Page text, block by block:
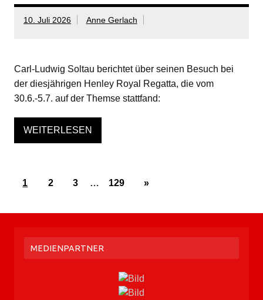
10. Juli 2026 Anne Gerlach
Carl-Ludwig Soltau berichtet über seinen Besuch bei
der diesjährigen Henley Royal Regatta, die vom
30.6.-5.7. auf der Themse stattfand:
WEITERLESEN
1 2 3 … 129 »
MEDIENPARTNER